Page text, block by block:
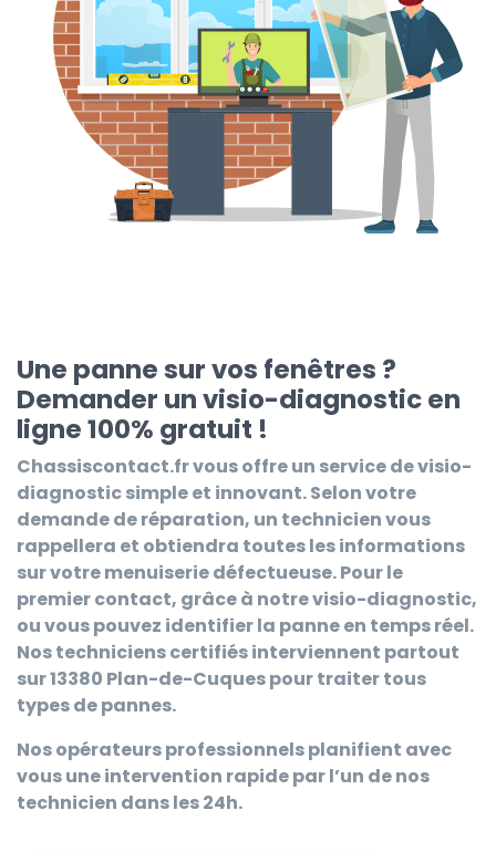
Une panne sur vos fenêtres ?
Demander un visio-diagnostic en
ligne 100% gratuit !
Chassiscontact.frvous offre un service de visio-
diagnostic simple et innovant. Selon votre
demande de réparation, un technicien vous
rappellera et obtiendra toutes les informations
sur votre menuiserie défectueuse. Pour le
premier contact, grâce à notre visio-diagnostic,
ou vous pouvez identifier la panne en temps réel.
Nos techniciens certifiés interviennent partout
sur 13380 Plan-de-Cuques pour traiter tous
types de pannes.
Nos opérateurs professionnels planifient avec
vous une intervention rapide par l’un de nos
technicien dans les 24h.